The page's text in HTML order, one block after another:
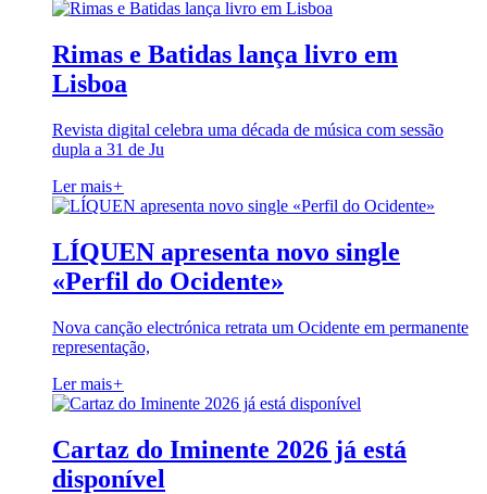
Rimas e Batidas lança livro em
Lisboa
Revista digital celebra uma década de música com sessão
dupla a 31 de Ju
Ler mais+
LÍQUEN apresenta novo single
«Perfil do Ocidente»
Nova canção electrónica retrata um Ocidente em permanente
representação,
Ler mais+
Cartaz do Iminente 2026 já está
disponível